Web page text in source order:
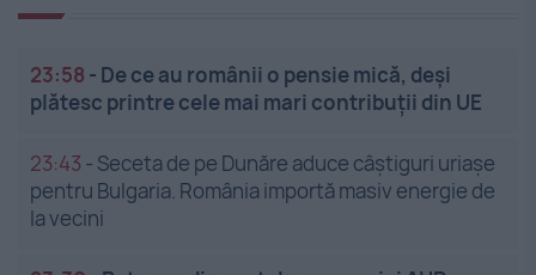
23:58 - De ce au românii o pensie mică, deși
plătesc printre cele mai mari contribuții din UE
23:43 - Seceta de pe Dunăre aduce câștiguri uriașe
pentru Bulgaria. România importă masiv energie de
la vecini